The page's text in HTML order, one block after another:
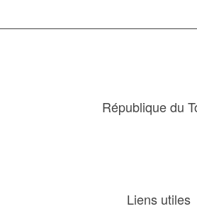
République du
Liens utiles